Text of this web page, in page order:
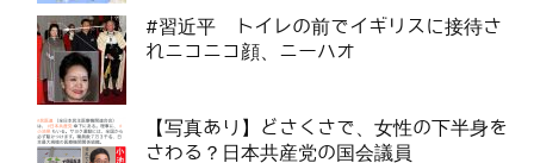
#習近平 トイレの前でイギリスに接待さ
れニコニコ顔、ニーハオ
【写真あり】どさくさで、女性の下半身を
さわる？日本共産党の国会議員